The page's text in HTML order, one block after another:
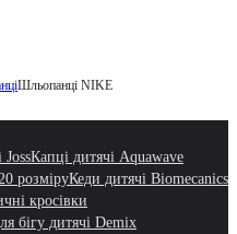
Шльопанці NIKE
JossКапці дитячі Aquawave
розміруКеди дитячі Biomecanics
кросівки
бігу дитячі Demix